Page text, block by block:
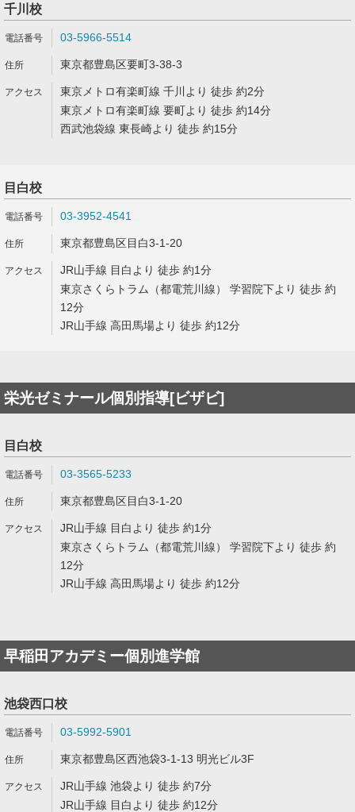
千川校
03-5966-5514
東京都豊島区要町3-38-3
東京メトロ有楽町線 千川より 徒歩 約2分
東京メトロ有楽町線 要町より 徒歩 約14分
西武池袋線 東長崎より 徒歩 約15分
目白校
03-3952-4541
東京都豊島区目白3-1-20
JR山手線 目白より 徒歩 約1分
東京さくらトラム（都電荒川線） 学習院下より 徒歩 約
12分
JR山手線 高田馬場より 徒歩 約12分
栄光ゼミナール個別指導[ビザビ]
目白校
03-3565-5233
東京都豊島区目白3-1-20
JR山手線 目白より 徒歩 約1分
東京さくらトラム（都電荒川線） 学習院下より 徒歩 約
12分
JR山手線 高田馬場より 徒歩 約12分
早稲田アカデミー個別進学館
池袋西口校
03-5992-5901
東京都豊島区西池袋3-1-13 明光ビル3F
JR山手線 池袋より 徒歩 約7分
JR山手線 目白より 徒歩 約12分